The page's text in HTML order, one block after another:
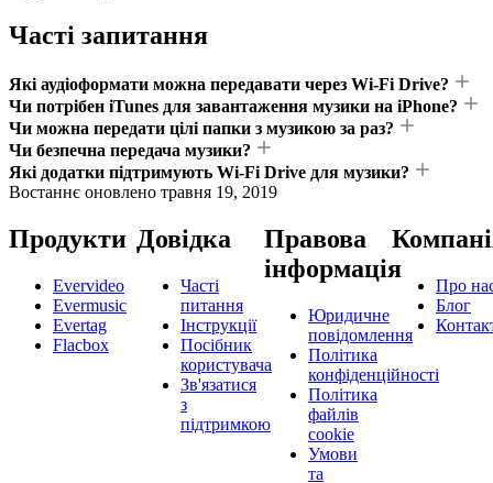
Часті запитання
Які аудіоформати можна передавати через Wi-Fi Drive?
Чи потрібен iTunes для завантаження музики на iPhone?
Чи можна передати цілі папки з музикою за раз?
Чи безпечна передача музики?
Які додатки підтримують Wi-Fi Drive для музики?
Востаннє оновлено травня 19, 2019
Продукти
Evervideo
Evermusic
Evertag
Flacbox
Довідка
Часті
питання
Інструкції
Посібник
користувача
Зв'язатися
з
підтримкою
Правова
інформація
Юридичне
повідомлення
Політика
конфіденційності
Політика
файлів
cookie
Умови
та
Про
Блог